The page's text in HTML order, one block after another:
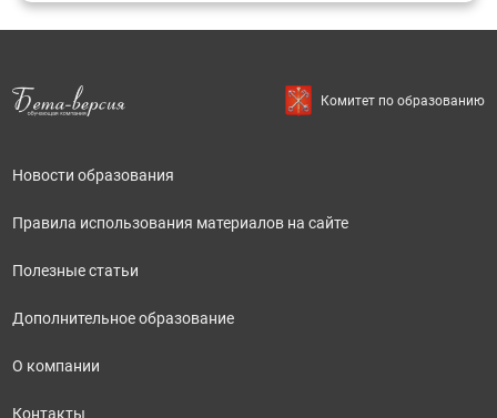
Комитет по образованию
Новости образования
Правила использования материалов на сайте
Полезные статьи
Дополнительное образование
О компании
Контакты